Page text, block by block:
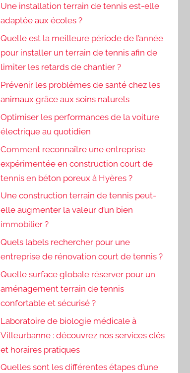
Une installation terrain de tennis est-elle
adaptée aux écoles ?
Quelle est la meilleure période de l’année
pour installer un terrain de tennis afin de
limiter les retards de chantier ?
Prévenir les problèmes de santé chez les
animaux grâce aux soins naturels
Optimiser les performances de la voiture
électrique au quotidien
Comment reconnaître une entreprise
expérimentée en construction court de
tennis en béton poreux à Hyères ?
Une construction terrain de tennis peut-
elle augmenter la valeur d’un bien
immobilier ?
Quels labels rechercher pour une
entreprise de rénovation court de tennis ?
Quelle surface globale réserver pour un
aménagement terrain de tennis
confortable et sécurisé ?
Laboratoire de biologie médicale à
Villeurbanne : découvrez nos services clés
et horaires pratiques
Quelles sont les différentes étapes d’une